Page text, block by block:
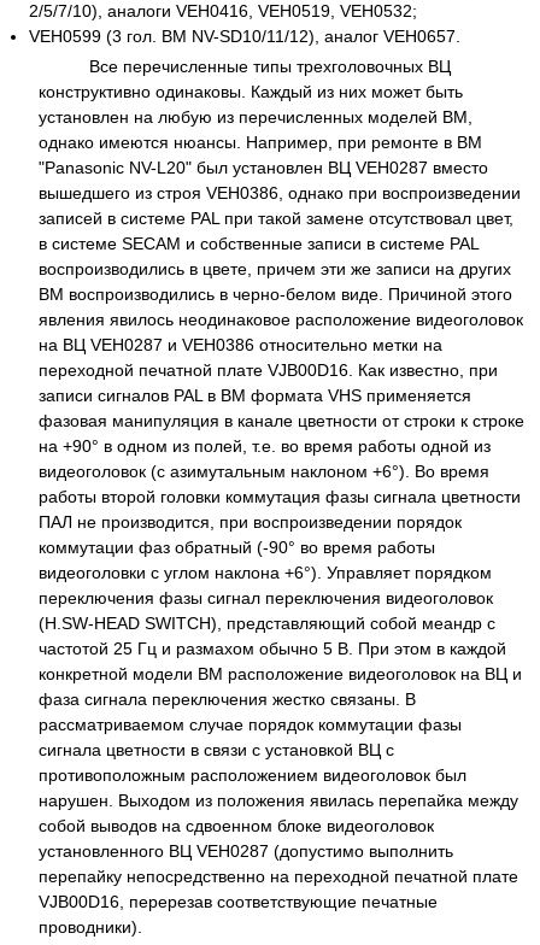
2/5/7/10), аналоги VEH0416, VEH0519, VEH0532;
VEH0599 (3 гол. ВМ NV-SD10/11/12), аналог VEH0657.
Все перечисленные типы трехголовочных ВЦ
конструктивно одинаковы. Каждый из них может быть
установлен на любую из перечисленных моделей ВМ,
однако имеются нюансы. Например, при ремонте в ВМ
"Panasonic NV-L20" был установлен ВЦ VEH0287 вместо
вышедшего из строя VEH0386, однако при воспроизведении
записей в системе PAL при такой замене отсутствовал цвет,
в системе SECAM и собственные записи в системе PAL
воспроизводились в цвете, причем эти же записи на других
ВМ воспроизводились в черно-белом виде. Причиной этого
явления явилось неодинаковое расположение видеоголовок
на ВЦ VEH0287 и VEH0386 относительно метки на
переходной печатной плате VJB00D16. Как известно, при
записи сигналов PAL в ВМ формата VHS применяется
фазовая манипуляция в канале цветности от строки к строке
на +90° в одном из полей, т.е. во время работы одной из
видеоголовок (с азимутальным наклоном +6°). Во время
работы второй головки коммутация фазы сигнала цветности
ПАЛ не производится, при воспроизведении порядок
коммутации фаз обратный (-90° во время работы
видеоголовки с углом наклона +6°). Управляет порядком
переключения фазы сигнал переключения видеоголовок
(H.SW-HEAD SWITCH), представляющий собой меандр с
частотой 25 Гц и размахом обычно 5 В. При этом в каждой
конкретной модели ВМ расположение видеоголовок на ВЦ и
фаза сигнала переключения жестко связаны. В
рассматриваемом случае порядок коммутации фазы
сигнала цветности в связи с установкой ВЦ с
противоположным расположением видеоголовок был
нарушен. Выходом из положения явилась перепайка между
собой выводов на сдвоенном блоке видеоголовок
установленного ВЦ VEH0287 (допустимо выполнить
перепайку непосредственно на переходной печатной плате
VJB00D16, перерезав соответствующие печатные
проводники).